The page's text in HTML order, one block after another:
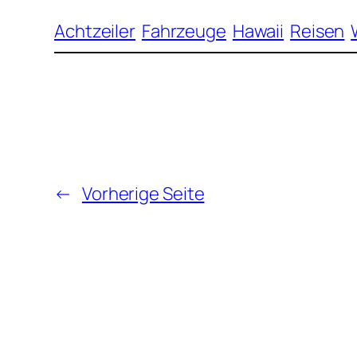
Achtzeiler Fahrzeuge Hawaii Reisen
← Vorherige Seite